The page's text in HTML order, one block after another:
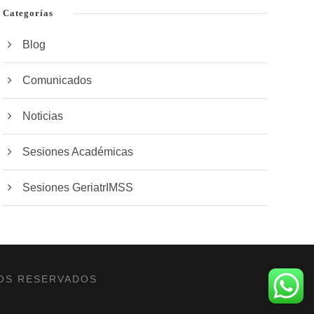
Categorías
Blog
Comunicados
Noticias
Sesiones Académicas
Sesiones GeriatrIMSS
RESERVADOS